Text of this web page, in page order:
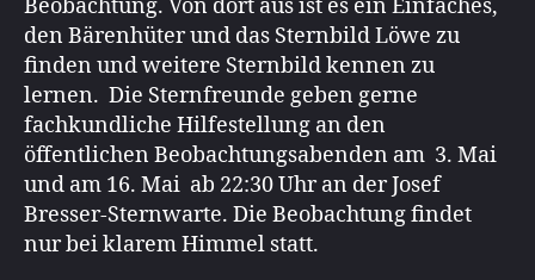
Beobachtung. Von dort aus ist es ein Einfaches,
den Bärenhüter und das Sternbild Löwe zu
finden und weitere Sternbild kennen zu
lernen. Die Sternfreunde geben gerne
fachkundliche Hilfestellung an den
öffentlichen Beobachtungsabenden am 3. Mai
und am 16. Mai ab 22:30 Uhr an der Josef
Bresser-Sternwarte. Die Beobachtung findet
nur bei klarem Himmel statt.